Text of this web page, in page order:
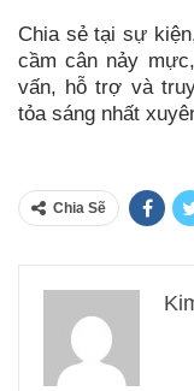
Chia sẻ tại sự
cầm cân nảy
vấn, hỗ trợ và
tỏa sáng nhất
Chia Sẽ